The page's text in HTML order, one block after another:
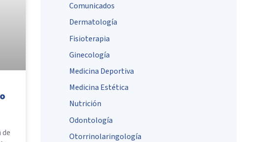
Comunicados
Dermatología
Fisioterapia
Ginecología
Medicina Deportiva
Medicina Estética
Nutrición
Odontología
Otorrinolaringología